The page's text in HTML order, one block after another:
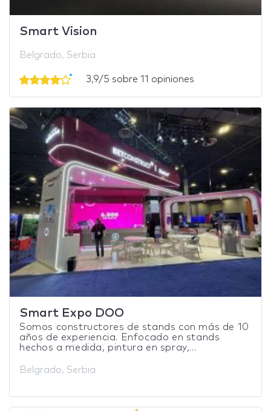
Smart Vision
Belgrado, Serbia
3,9/5 sobre 11 opiniones
Smart Expo DOO
Somos constructores de stands con más de 10
años de experiencia. Enfocado en stands
hechos a medida, pintura en spray,...
Belgrado, Serbia